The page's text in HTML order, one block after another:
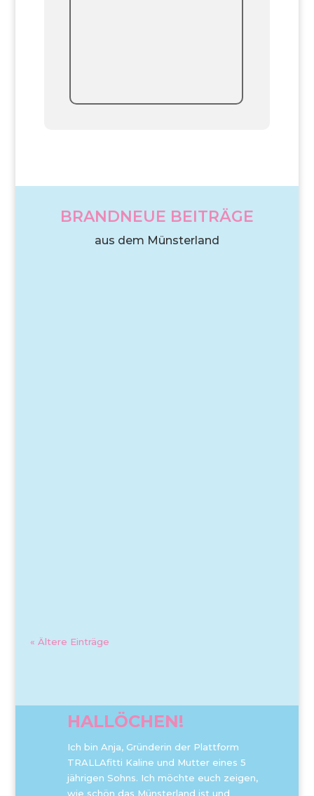
BRANDNEUE BEITRÄGE
aus dem Münsterland
« Ältere Einträge
HALLÖCHEN!
Ich bin Anja, Gründerin der Plattform
TRALLAfitti Kaline und Mutter eines 5
jährigen Sohns. Ich möchte euch zeigen,
wie schön das Münsterland ist und